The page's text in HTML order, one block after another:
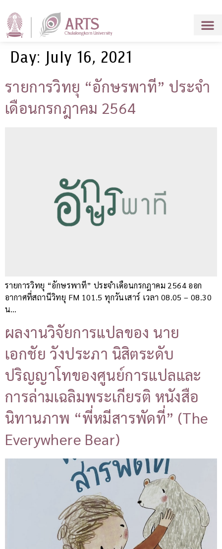
Day: July 16, 2021
รายการวิทยุ “อักษรพาที” ประจำ
เดือนกรกฎาคม 2564
รายการวิทยุ “อักษรพาที” ประจำเดือนกรกฎาคม 2564 ออก
อากาศที่สถานีวิทยุ FM 101.5 ทุกวันเสาร์ เวลา 08.05 – 08.30
น…
ผลงานวิจัยการแปลของ นาย
เอกชัย วังประภา นิสิตระดับ
ปริญญาโทของศูนย์การแปลและ
การล่ามเฉลิมพระเกียรติ หนังสือ
นิทานภาพ “พี่หมีสารพัดที่” (The
Everywhere Bear)